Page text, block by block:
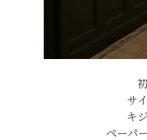
サ
キ
ペーパ